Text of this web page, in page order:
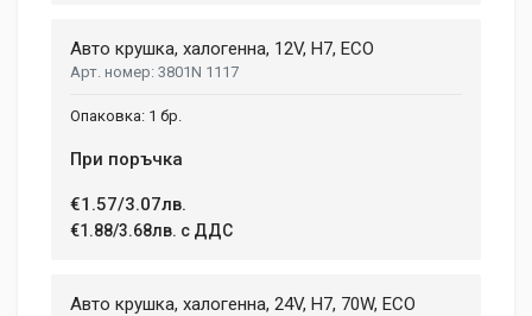
Авто крушка, халогенна, 12V, H7, ECO
3801N 1117
1 бр.
При поръчка
€1.57/3.07лв.
€1.88/3.68лв. с ДДС
Авто крушка, халогенна, 24V, H7, 70W, ECO